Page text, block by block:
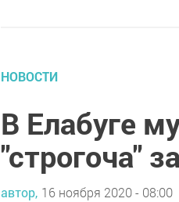
НОВОСТИ
В Елабуге
"строгоча"
автор, 16 ноября 2020 - 08:00